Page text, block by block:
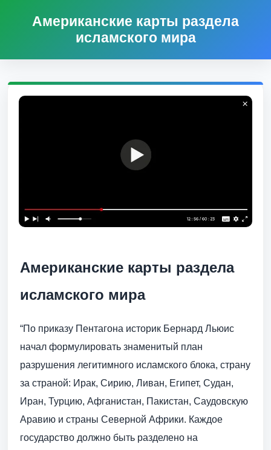
Американские карты раздела
исламского мира
Американские карты раздела
исламского мира
“По приказу Пентагона историк Бернард Льюис
начал формулировать знаменитый план
разрушения легитимного исламского блока, страну
за страной: Ирак, Сирию, Ливан, Египет, Судан,
Иран, Турцию, Афганистан, Пакистан, Саудовскую
Аравию и страны Северной Африки. Каждое
государство должно быть разделено на